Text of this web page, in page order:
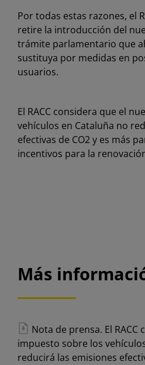
Por todas estas razones, el
retire la introducción del
trámite parlamentario que
sustituya por medidas en
usuarios.
El RACC considera que el
vehículos en Cataluña no
efectivas de CO2 y es más
incentivos para la
Más
Nota de prensa. El
impuesto sobre los
reducirá las emisiones